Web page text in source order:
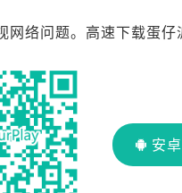
络问题。高速下载蛋仔
安